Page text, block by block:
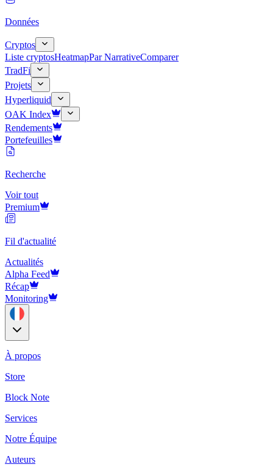
Données
Cryptos
Liste cryptosHeatmapPar NarrativeComparer
TradFi
Projets
Hyperliquid
OAK Index
Rendements
Portefeuilles
Recherche
Voir tout
Premium
Fil d'actualité
Actualités
Alpha Feed
Récap
Monitoring
À propos
Store
Block Note
Services
Notre Équipe
Auteurs